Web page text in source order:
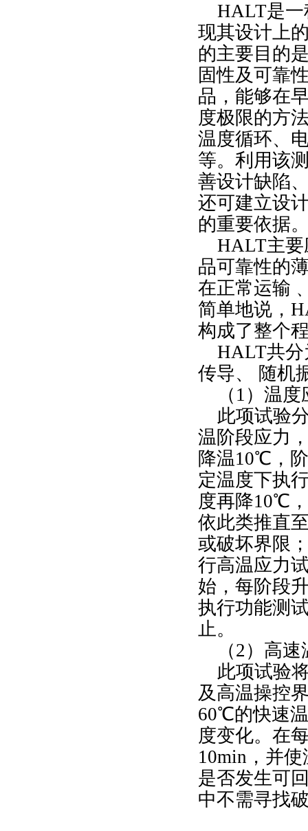
HALT是一
现其设计上
的主要目的
固性及可靠
品，能够在
度极限的方
温度循环、
等。利用该
善设计缺陷
还可建立设
的重要依据
HALT主要
品可靠性的
在正常运输
简单地说，
构成了整个
HALT共分
传导、 随机
（1）温度
此项试验
温阶段应力
降温10℃，
定温度下执
度再降10℃
依此类推直
或破坏界限
行高温应力
始，每阶段
执行功能测
止。
（2）高速
此项试验
及高温操控
60℃的快速
度变化。在
10min，并
是否发生可
中不需寻找